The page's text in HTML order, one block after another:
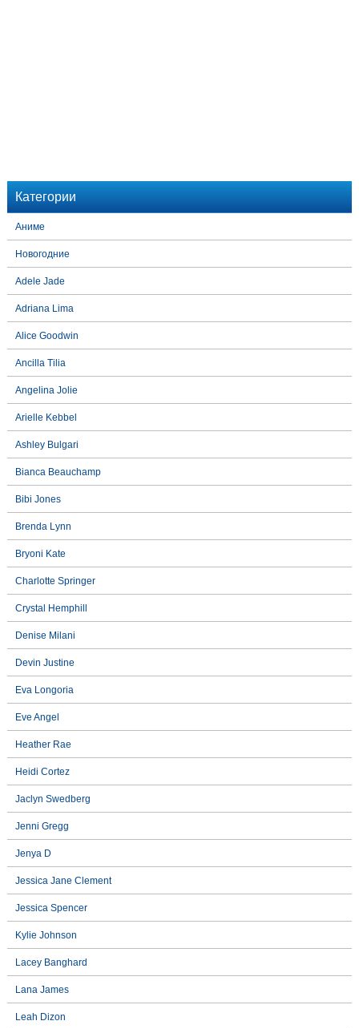
Категории
Аниме
Новогодние
Adele Jade
Adriana Lima
Alice Goodwin
Ancilla Tilia
Angelina Jolie
Arielle Kebbel
Ashley Bulgari
Bianca Beauchamp
Bibi Jones
Brenda Lynn
Bryoni Kate
Charlotte Springer
Crystal Hemphill
Denise Milani
Devin Justine
Eva Longoria
Eve Angel
Heather Rae
Heidi Cortez
Jaclyn Swedberg
Jenni Gregg
Jenya D
Jessica Jane Clement
Jessica Spencer
Kylie Johnson
Lacey Banghard
Lana James
Leah Dizon